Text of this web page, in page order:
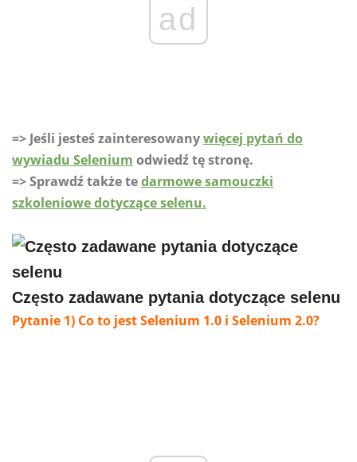
ad
=> Jeśli jesteś zainteresowanywięcej pytań do
wywiadu Selenium odwiedź tę stronę.
=> Sprawdź także tedarmowe samouczki
szkoleniowe dotyczące selenu.
Często zadawane pytania dotyczące selenu
Pytanie 1) Co to jest Selenium 1.0 i Selenium 2.0?